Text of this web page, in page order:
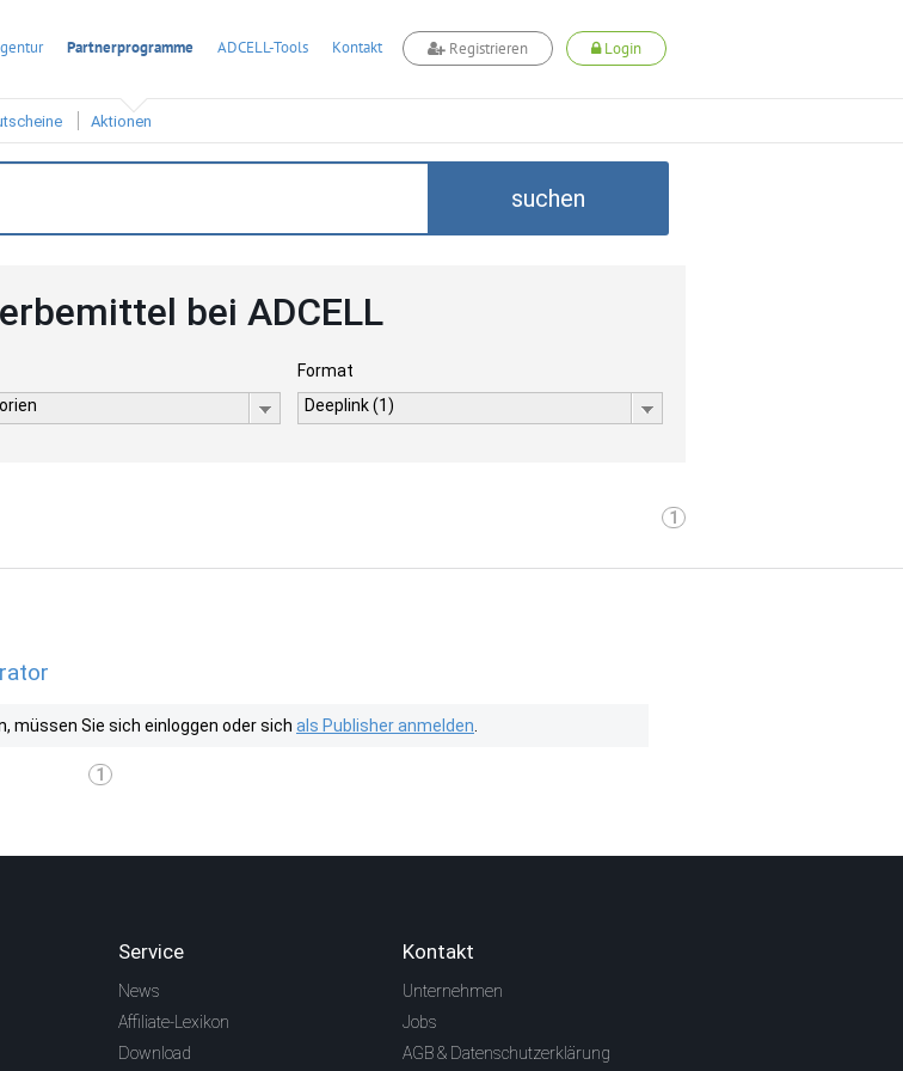
Partnerprogramme ADCELL-Tools Kontakt Registrieren Login
Aktionen
suchen
bei ADCELL
Format
Deeplink (1)
1
müssen Sie sich einloggen oder sich als Publisher anmelden
1
Service
News
Affiliate-Lexikon
Download
Kontakt
Unternehmen
Jobs
AGB & Datenschutzerklärung